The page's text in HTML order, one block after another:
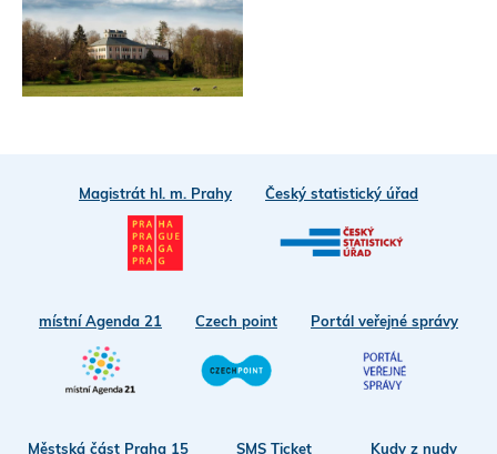
Magistrát hl. m. Prahy Český statistický úřad
místní Agenda 21 Czech point Portál veřejné správy
Městská část Praha 15 SMS Ticket Kudy z nudy